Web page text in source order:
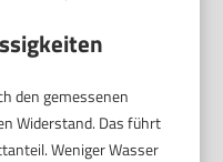
den gemessenen
Widerstand. Das führt
Weniger Wasser